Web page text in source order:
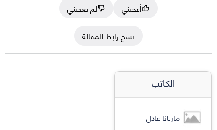
أعجبني
لم يعجبني
نسخ رابط المقالة
الكاتب
ماريانا عادل